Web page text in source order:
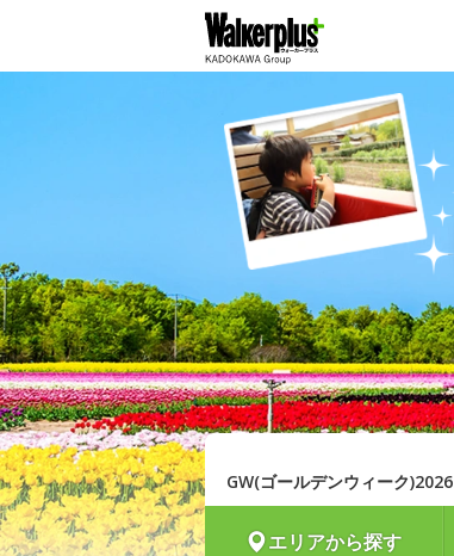
GW(ゴールデンウィーク)2026
エリアから探す